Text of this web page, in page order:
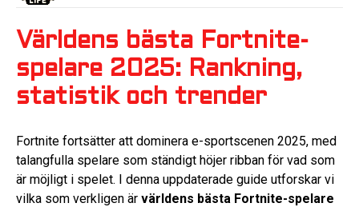
Världens bästa Fortnite-
spelare 2025: Rankning,
statistik och trender
Fortnite fortsätter att dominera e-sportscenen 2025, med
talangfulla spelare som ständigt höjer ribban för vad som
är möjligt i spelet. I denna uppdaterade guide utforskar vi
vilka som verkligen är världens bästa Fortnite-spelare